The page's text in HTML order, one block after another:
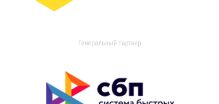
Генеральный партнер